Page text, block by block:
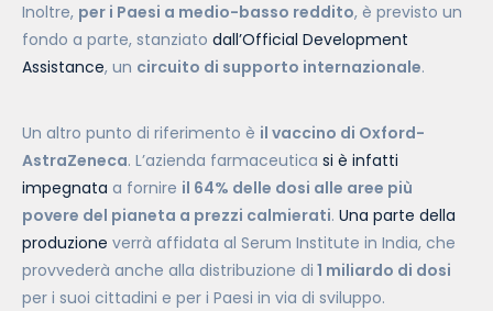
Inoltre, per i Paesi a medio-basso reddito, è previsto un
fondo a parte, stanziato dall’Official Development
Assistance, un circuito di supporto internazionale.
Un altro punto di riferimento è il vaccino di Oxford-
AstraZeneca. L’azienda farmaceutica si è infatti
impegnata a fornire il 64% delle dosi alle aree più
povere del pianeta a prezzi calmierati. Una parte della
produzione verrà affidata al Serum Institute in India, che
provvederà anche alla distribuzione di 1 miliardo di dosi
per i suoi cittadini e per i Paesi in via di sviluppo.